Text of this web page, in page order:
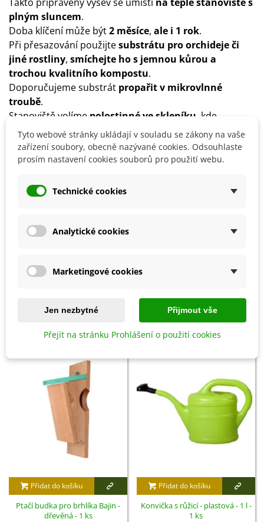
plným sluncem.
Doba klíčení může být2 měsíce, ale i 1 rok.
Při přesazování použijtesubstrátu pro orchideje či
jiné rostliny, smíchejte ho s jemnou kůrou a
trochou kvalitního kompostu.
Doporučujeme substrát propařit v mikrovlnné
troubě.
Stanoviště volíme polostinné ve skleníku , kde
dosáhnete vlhkého klimatu.
Vegetační období jeod dubna do listopadu.
Během vegetace rostlinupravidelně zalévejtea
Rostlina se každý rok přesazuje do větší nádoby.
Rostlinu
18 °C, omezte zálivku a hnojení zcela vynechte.
Přidat do košíku
Ptačí budka pro brhlíka Bajin -
dřevěná - 1 ks
Přidat do košíku
Konvička s růžicí - plastová - 1 l -
1 ks
Tyto webové stránky ukládají v souladu se zákony na vaše
zařízení soubory, obecně nazývané cookies. Odsouhlaste
prosím nastavení cookies souborů pro použití webu.
Technické cookies
Analytické cookies
Marketingové cookies
Jen nezbytné Přijmout vše
Přejít na stránku Prohlášení o použití cookies